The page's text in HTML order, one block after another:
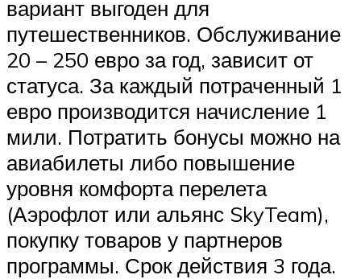
вариант выгоден для
путешественников. Обслуживание
20 – 250 евро за год, зависит от
статуса. За каждый потраченный 1
евро производится начисление 1
мили. Потратить бонусы можно на
авиабилеты либо повышение
уровня комфорта перелета
(Аэрофлот или альянс SkyTeam),
покупку товаров у партнеров
программы. Срок действия 3 года.